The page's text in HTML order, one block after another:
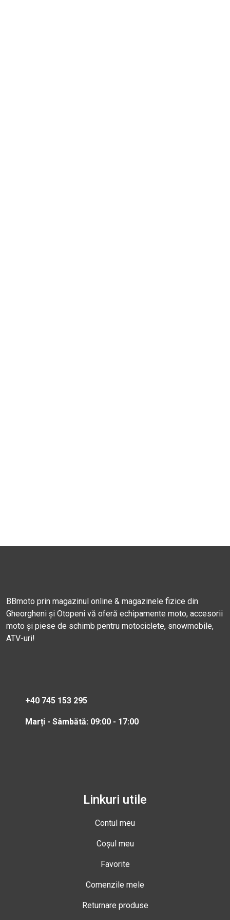
BBmoto prin magazinul online & magazinele fizice din
Gheorgheni și Otopeni vă oferă echipamente moto, accesorii
moto și piese de schimb pentru motociclete, snowmobile,
ATV-uri!
+40 745 153 295
Marți - Sâmbătă: 09:00 - 17:00
Linkuri utile
Contul meu
Coșul meu
Favorite
Comenzile mele
Returnare produse